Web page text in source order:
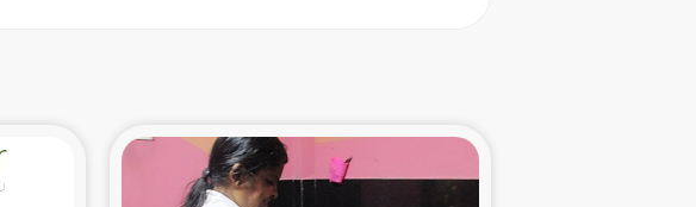
スリランカ南部洪水被災者支援